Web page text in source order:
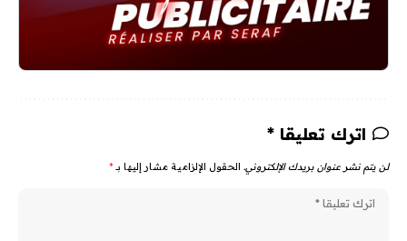
اترك تعليقا *
لن يتم نشر عنوان بريدك الإلكتروني. الحقول الإلزامية مشار إليها بـ *